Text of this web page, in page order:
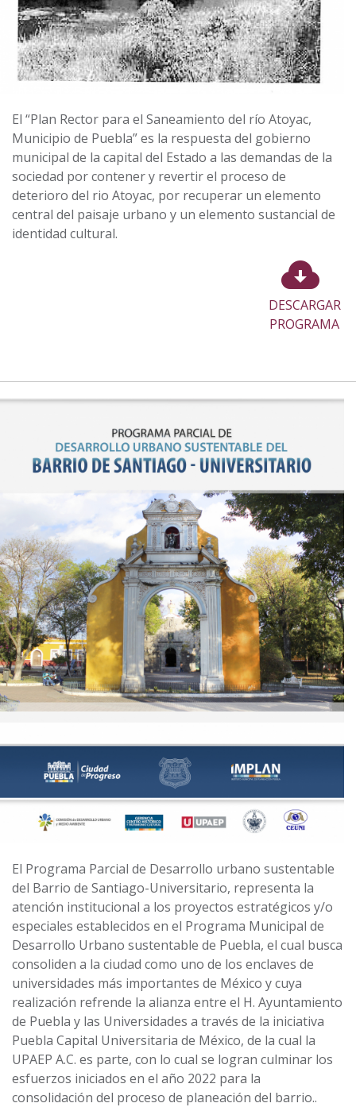
El “Plan Rector para el Saneamiento del río Atoyac,
Municipio de Puebla” es la respuesta del gobierno
municipal de la capital del Estado a las demandas de la
sociedad por contener y revertir el proceso de
deterioro del rio Atoyac, por recuperar un elemento
central del paisaje urbano y un elemento sustancial de
identidad cultural.
DESCARGAR
PROGRAMA
El Programa Parcial de Desarrollo urbano sustentable
del Barrio de Santiago-Universitario, representa la
atención institucional a los proyectos estratégicos y/o
especiales establecidos en el Programa Municipal de
Desarrollo Urbano sustentable de Puebla, el cual busca
consoliden a la ciudad como uno de los enclaves de
universidades más importantes de México y cuya
realización refrende la alianza entre el H. Ayuntamiento
de Puebla y las Universidades a través de la iniciativa
Puebla Capital Universitaria de México, de la cual la
UPAEP A.C. es parte, con lo cual se logran culminar los
esfuerzos iniciados en el año 2022 para la
consolidación del proceso de planeación del barrio..